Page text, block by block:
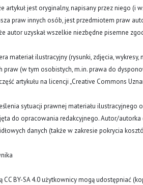
artykuł jest oryginalny, napisany przez niego (i
praw innych osób, jest przedmiotem praw
autor uzyskał wszelkie niezbędne pisemne
materiał ilustracyjny (rysunki, zdjęcia,
praw (w tym osobistych, m.in. prawa do
artykułu na licencji „Creative Commons
sytuacji prawnej materiału
do opracowania redakcyjnego. Autor/
danych (także w zakresie pokrycia
CC BY-SA 4.0 użytkownicy mogą udostępniać